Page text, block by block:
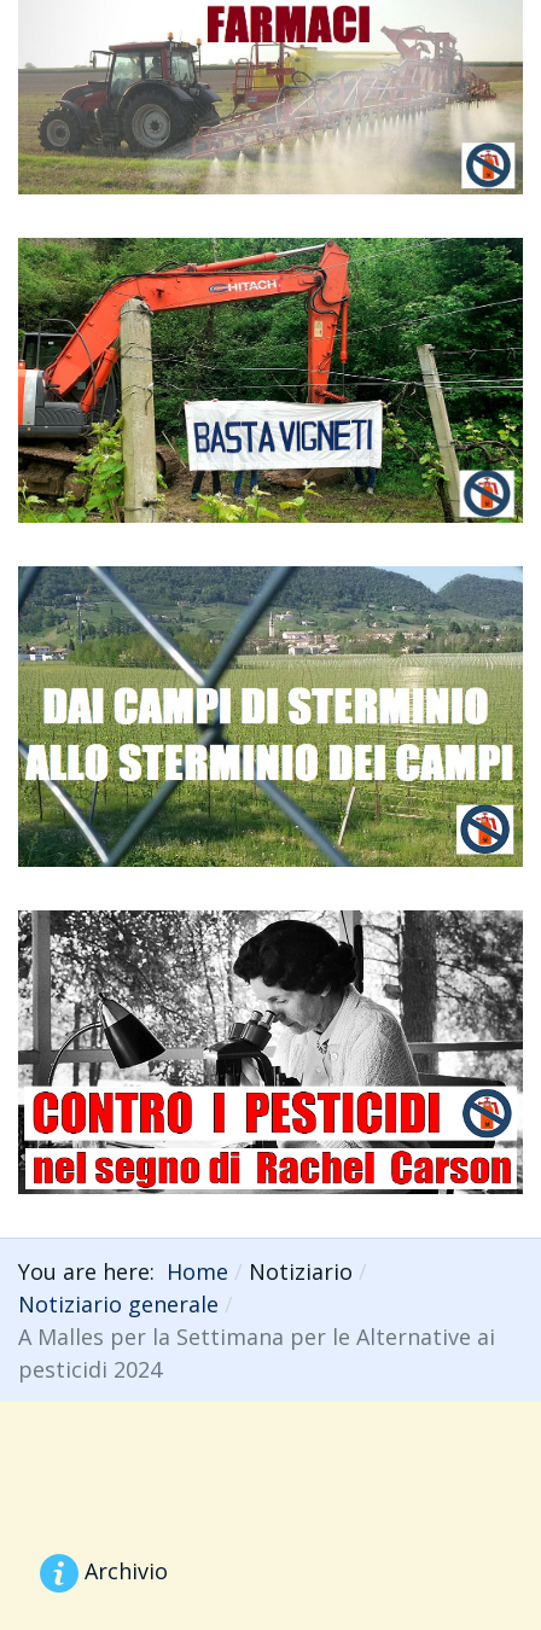
You are here: Home
Notiziario
Notiziario generale
A Malles per la Settimana per le Alternative ai
pesticidi 2024
Archivio